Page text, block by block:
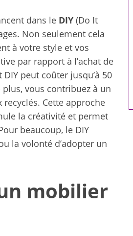
dans le DIY (Do It
Non seulement cela
à votre style et vos
par rapport à l’achat de
peut coûter jusqu’à 50
vous contribuez à un
Cette approche
la créativité et permet
beaucoup, le DIY
la volonté d’adopter un
mobilier
Compagnons virtuels : ce
que le premier message
sur une intelligence
artificielle